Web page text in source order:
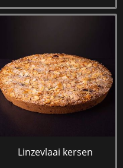
Linzevlaai kersen